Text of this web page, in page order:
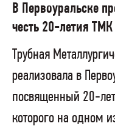
В Первоуральске
честь 20-летия ТМК
Трубная
реализовала в
посвященный 20-
которого на одном